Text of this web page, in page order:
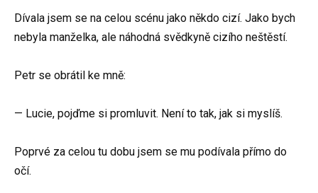
Dívala jsem se na celou scénu jako někdo cizí. Jako bych
nebyla manželka, ale náhodná svědkyně cizího neštěstí.
Petr se obrátil ke mně:
— Lucie, pojďme si promluvit. Není to tak, jak si myslíš.
Poprvé za celou tu dobu jsem se mu podívala přímo do
očí.